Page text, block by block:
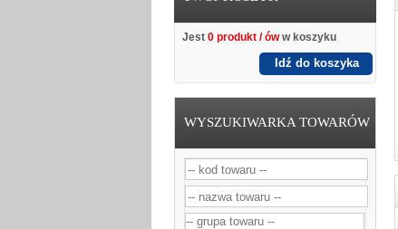
Jest 0 produkt / óww koszyku
Idź do koszyka
WYSZUKIWARKA TOWARÓW